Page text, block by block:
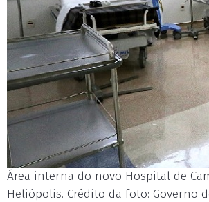
Área interna do novo Hospital de
Heliópolis. Crédito da foto: Governo